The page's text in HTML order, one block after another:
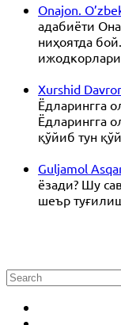
Onajon.
адабиёти
ниҳоятда
Xurshid
Ёдларингга
Ёдларингга
қўйиб тун
Guljamol
ёзади? Шу
шеър